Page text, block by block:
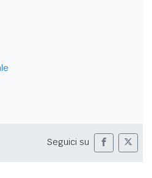
Seguici su